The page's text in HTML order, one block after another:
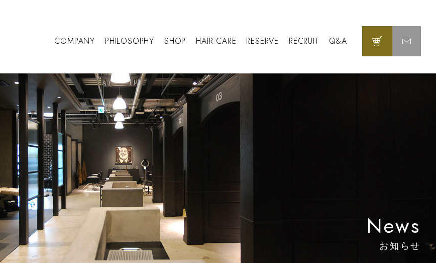
COMPANY PHILOSOPHY SHOP HAIR CARE RESERVE RECRUIT Q&A
News
お知らせ